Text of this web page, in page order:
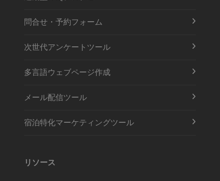
問合せ・予約フォーム
次世代アンケートツール
多言語ウェブページ作成
メール配信ツール
宿泊特化マーケティングツール
リソース